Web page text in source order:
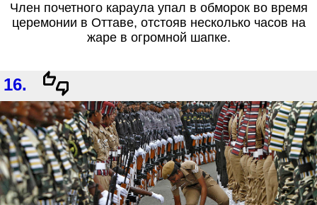
Член почетного караула упал в обморок во время
церемонии в Оттаве, отстояв несколько часов на
жаре в огромной шапке.
16.